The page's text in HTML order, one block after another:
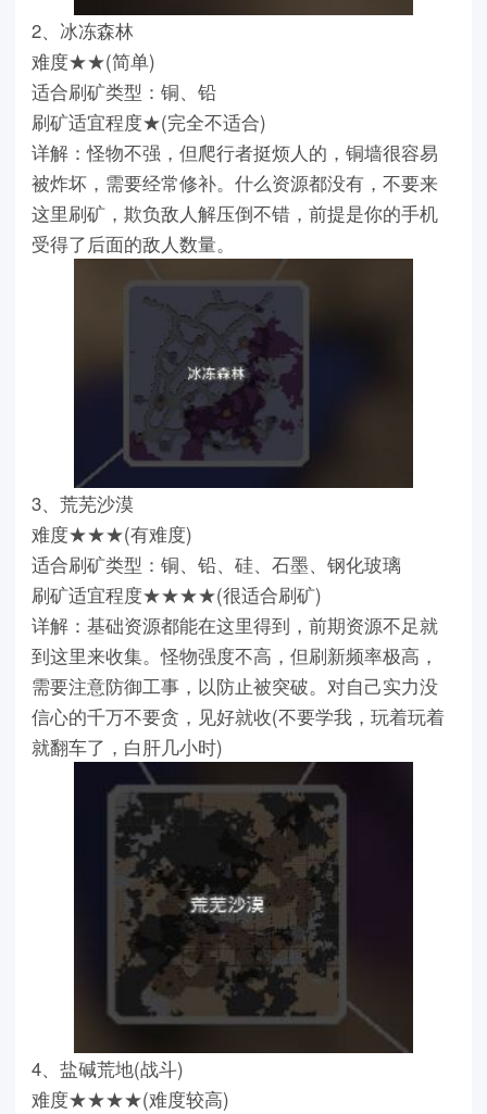
2、冰冻森林
难度★★(简单)
适合刷矿类型：铜、铅
刷矿适宜程度★(完全不适合)
详解：怪物不强，但爬行者挺烦人的，铜墙很容易
被炸坏，需要经常修补。什么资源都没有，不要来
这里刷矿，欺负敌人解压倒不错，前提是你的手机
受得了后面的敌人数量。
3、荒芜沙漠
难度★★★(有难度)
适合刷矿类型：铜、铅、硅、石墨、钢化玻璃
刷矿适宜程度★★★★(很适合刷矿)
详解：基础资源都能在这里得到，前期资源不足就
到这里来收集。怪物强度不高，但刷新频率极高，
需要注意防御工事，以防止被突破。对自己实力没
信心的千万不要贪，见好就收(不要学我，玩着玩着
就翻车了，白肝几小时)
4、盐碱荒地(战斗)
难度★★★★(难度较高)